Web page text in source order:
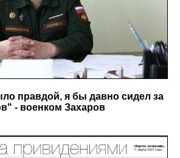
правдой, я бы давно сидел за
- военком Захаров